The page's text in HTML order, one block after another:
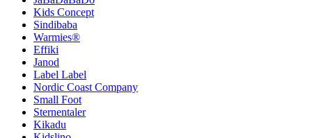
Kids Concept
Sindibaba
Warmies®
Effiki
Janod
Label Label
Nordic Coast Company
Small Foot
Sternentaler
Kikadu